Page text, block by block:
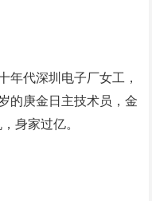
年代深圳电子厂女工，
的庚金日主技术员，金
身家过亿。